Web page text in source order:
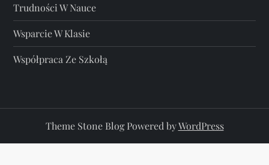
Trudności W Nauce
Wsparcie W Klasie
Współpraca Ze Szkołą
Theme Stone Blog Powered byWordPress